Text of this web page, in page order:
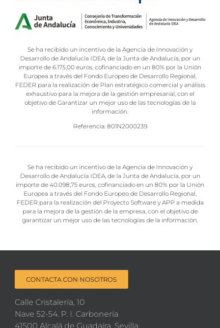
Se ha recibido un incentivo de la Agencia de Innovación y
Desarrollo de Andalucía IDEA, de la Junta de Andalucía, por un
importe de 6.175,00 euros, cofinanciado en un 80% por la Unión
Europea a través del Fondo Europeo de Desarrollo Regional,
FEDER para la realización de Plan estratégico comercial y análisis
exhaustivo para la mejora de la gestión empresarial, con el
objetivo de Garantizar un mejor uso de las tecnologías de la
información.
Referencia: 801N2000239
Se ha recibido un incentivo de la Agencia de Innovación y
Desarrollo de Andalucía IDEA, de la Junta de Andalucía, por un
importe de 40.098,75 euros, cofinanciado en un 80% por la Unión
Europea a través del Fondo Europeo de Desarrollo Regional,
FEDER para la realización del Proyecto Software y APP a medida
para la mejora de la gestión de la empresa, con el objetivo de
garantizar un mejor uso de las tecnologías de la información.
CONTACTA CON NOSOTROS
Calle Cristalería, 10
Nave 52-54. P. I. Carbonería
41500 Alcalá de Guadaíra, Sevilla